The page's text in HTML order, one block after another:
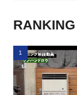
RANKING
1